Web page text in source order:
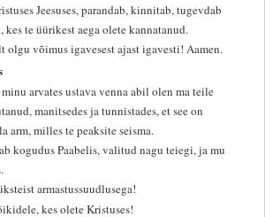
Jeesuses, parandab, kinnitab, tugevdab
kes te üürikest aega olete kannatanud.
olgu võimus igavesest ajast igavesti! Aamen.
arvates ustava venna abil olen ma teile
manitsedes ja tunnistades, et see on
arm, milles te peaksite seisma.
kogudus Paabelis, valitud nagu teiegi, ja mu
armastussuudlusega!
kes olete Kristuses!